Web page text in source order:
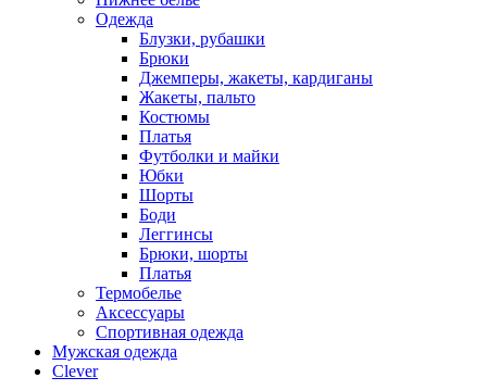
Одежда
Блузки, рубашки
Брюки
Джемперы, жакеты, кардиганы
Жакеты, пальто
Костюмы
Платья
Футболки и майки
Юбки
Шорты
Боди
Леггинсы
Брюки, шорты
Платья
Термобелье
Аксессуары
Спортивная одежда
Мужская одежда
Clever